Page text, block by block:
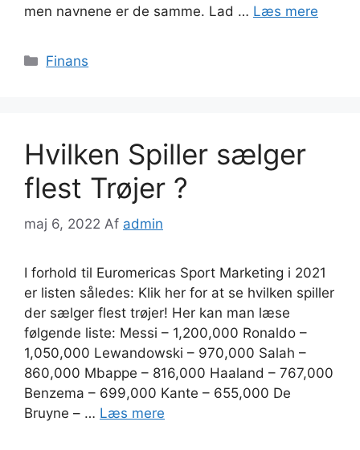
men navnene er de samme. Lad … Læs mere
Kategorier
Finans
Hvilken Spiller sælger
flest Trøjer ?
maj 6, 2022 Af admin
I forhold til Euromericas Sport Marketing i 2021
er listen således: Klik her for at se hvilken spiller
der sælger flest trøjer! Her kan man læse
følgende liste: Messi – 1,200,000 Ronaldo –
1,050,000 Lewandowski – 970,000 Salah –
860,000 Mbappe – 816,000 Haaland – 767,000
Benzema – 699,000 Kante – 655,000 De
Bruyne – … Læs mere